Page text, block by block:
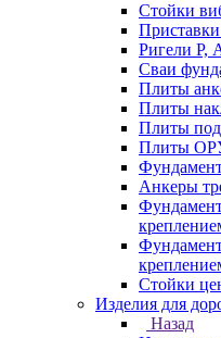
Стойки
Ригели Р,
Сваи
Плиты
Плиты
Плиты
Плиты
Анкеры
Стойки
Изделия для
Назад